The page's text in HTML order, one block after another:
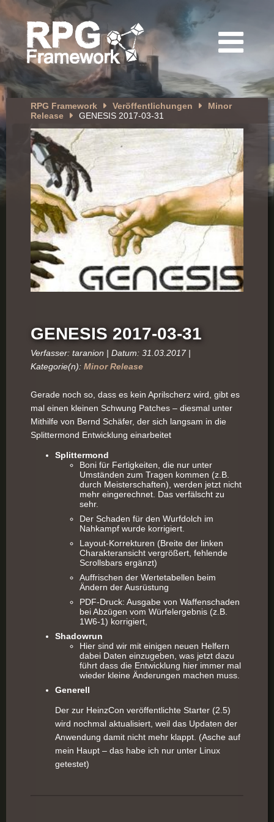
RPG Framework Veröffentlichungen
Minor
Release
GENESIS 2017-03-31
GENESIS 2017-03-31
Verfasser: taranion | Datum: 31.03.2017 |
Kategorie(n): Minor Release
Gerade noch so, dass es kein Aprilscherz wird, gibt es
mal einen kleinen Schwung Patches – diesmal unter
Mithilfe von Bernd Schäfer, der sich langsam in die
Splittermond Entwicklung einarbeitet
Splittermond
Boni für Fertigkeiten, die nur unter
Umständen zum Tragen kommen (z.B.
durch Meisterschaften), werden jetzt nicht
mehr eingerechnet. Das verfälscht zu
sehr.
Der Schaden für den Wurfdolch im
Nahkampf wurde korrigiert.
Layout-Korrekturen (Breite der linken
Charakteransicht vergrößert, fehlende
Scrollsbars ergänzt)
Auffrischen der Wertetabellen beim
Ändern der Ausrüstung
PDF-Druck: Ausgabe von Waffenschaden
bei Abzügen vom Würfelergebnis (z.B.
1W6-1) korrigiert,
Shadowrun
Hier sind wir mit einigen neuen Helfern
dabei Daten einzugeben, was jetzt dazu
führt dass die Entwicklung hier immer mal
wieder kleine Änderungen machen muss.
Generell
Der zur HeinzCon veröffentlichte Starter (2.5)
wird nochmal aktualisiert, weil das Updaten der
Anwendung damit nicht mehr klappt. (Asche auf
mein Haupt – das habe ich nur unter Linux
getestet)